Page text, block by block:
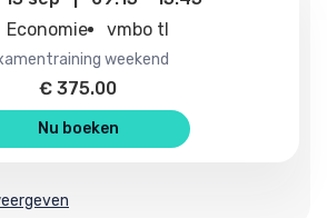
Economie
vmbo tl
weekend
€ 375.00
Nu boeken